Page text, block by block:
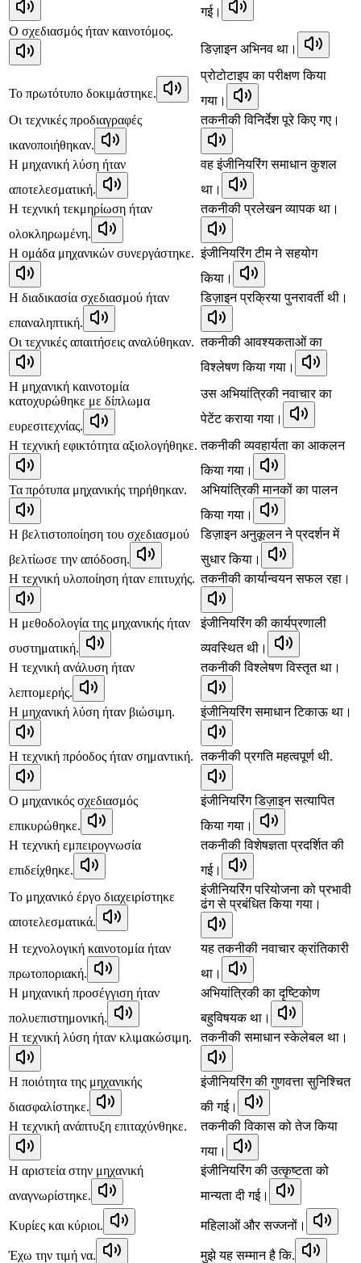
गई।
Ο σχεδιασμός ήταν καινοτόμος.
डिज़ाइन अभिनव था।
Το πρωτότυπο δοκιμάστηκε.
प्रोटोटाइप का परीक्षण किया
गया।
Οι τεχνικές προδιαγραφές
ικανοποιήθηκαν.
तकनीकी विनिर्देश पूरे किए गए।
Η μηχανική λύση ήταν
αποτελεσματική.
वह इंजीनियरिंग समाधान कुशल
था।
Η τεχνική τεκμηρίωση ήταν
ολοκληρωμένη.
तकनीकी प्रलेखन व्यापक था।
Η ομάδα μηχανικών συνεργάστηκε. इंजीनियरिंग टीम ने सहयोग
किया।
Η διαδικασία σχεδιασμού ήταν
επαναληπτική.
डिज़ाइन प्रक्रिया पुनरावर्ती थी।
Οι τεχνικές απαιτήσεις αναλύθηκαν. तकनीकी आवश्यकताओं का
विश्लेषण किया गया।
Η μηχανική καινοτομία
κατοχυρώθηκε με δίπλωμα
ευρεσιτεχνίας.
उस अभियांत्रिकी नवाचार का
पेटेंट कराया गया।
Η τεχνική εφικτότητα αξιολογήθηκε. तकनीकी व्यवहार्यता का आकलन
किया गया।
Τα πρότυπα μηχανικής τηρήθηκαν.
अभियांत्रिकी मानकों का पालन
किया गया।
Η βελτιστοποίηση του σχεδιασμού
βελτίωσε την απόδοση.
डिज़ाइन अनुकूलन ने प्रदर्शन में
सुधार किया।
Η τεχνική υλοποίηση ήταν επιτυχής. तकनीकी कार्यान्वयन सफल रहा।
Η μεθοδολογία της μηχανικής ήταν
συστηματική.
इंजीनियरिंग की कार्यप्रणाली
व्यवस्थित थी।
Η τεχνική ανάλυση ήταν
λεπτομερής.
तकनीकी विश्लेषण विस्तृत था।
Η μηχανική λύση ήταν βιώσιμη. इंजीनियरिंग समाधान टिकाऊ था।
Η τεχνική πρόοδος ήταν σημαντική. तकनीकी प्रगति महत्वपूर्ण थी.
Ο μηχανικός σχεδιασμός
επικυρώθηκε.
इंजीनियरिंग डिज़ाइन सत्यापित
किया गया।
Η τεχνική εμπειρογνωσία
επιδείχθηκε.
तकनीकी विशेषज्ञता प्रदर्शित की
गई।
Το μηχανικό έργο διαχειρίστηκε
αποτελεσματικά.
इंजीनियरिंग परियोजना को प्रभावी
ढंग से प्रबंधित किया गया।
Η τεχνολογική καινοτομία ήταν
πρωτοποριακή.
यह तकनीकी नवाचार क्रांतिकारी
था।
Η μηχανική προσέγγιση ήταν
πολυεπιστημονική.
अभियांत्रिकी का दृष्टिकोण
बहुविषयक था।
Η τεχνική λύση ήταν κλιμακώσιμη.
तकनीकी समाधान स्केलेबल था।
Η ποιότητα της μηχανικής
διασφαλίστηκε.
इंजीनियरिंग की गुणवत्ता सुनिश्चित
की गई।
Η τεχνική ανάπτυξη επιταχύνθηκε.
तकनीकी विकास को तेज किया
गया।
Η αριστεία στην μηχανική
αναγνωρίστηκε.
इंजीनियरिंग की उत्कृष्टता को
मान्यता दी गई।
Κυρίες και κύριοι. महिलाओं और सज्जनों।
Έχω την τιμή να.
मुझे यह सम्मान है कि.